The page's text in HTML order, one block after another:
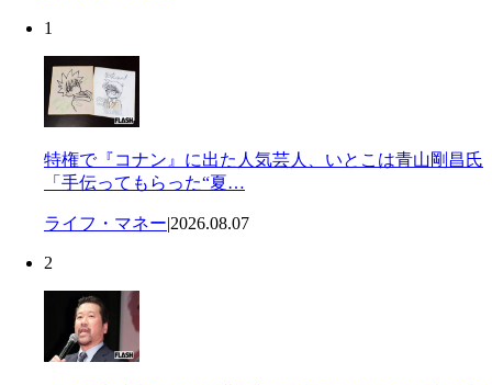
1
特権で『コナン』に出た人気芸人、いとこは青山剛昌氏
「手伝ってもらった“夏…
ライフ・マネー|2026.08.07
2